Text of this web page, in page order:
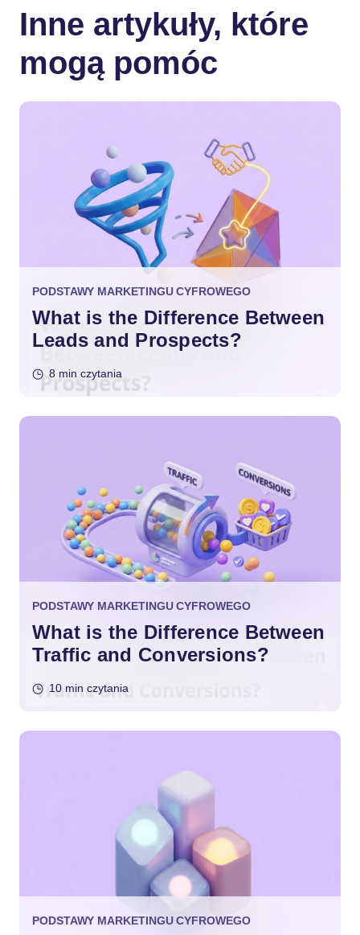
Inne artykuły, które
mogą pomóc
PODSTAWY MARKETINGU CYFROWEGO
What is the Difference Between
Leads and Prospects?
8 min czytania
PODSTAWY MARKETINGU CYFROWEGO
What is the Difference Between
Traffic and Conversions?
10 min czytania
PODSTAWY MARKETINGU CYFROWEGO